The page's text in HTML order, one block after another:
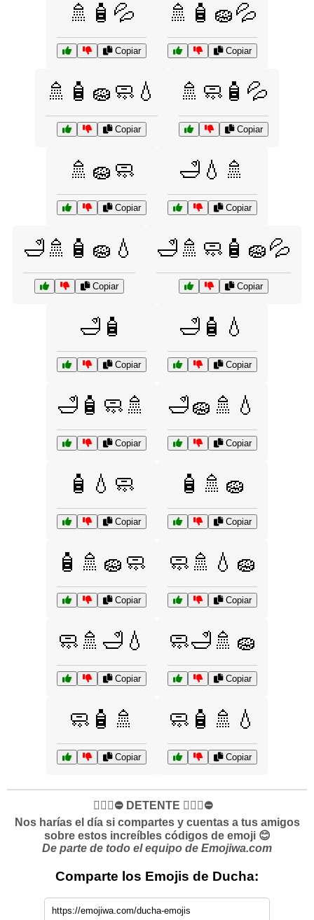
🚿🧴💦
Copiar
🚿🧴🧽💦
Copiar
🚿🧴🧽🧼💧
Copiar
🚿🧼🧴💦
Copiar
🚿🧽🧼
Copiar
🛁💧🚿
Copiar
🛁🚿🧴🧽💧
Copiar
🛁🚿🧼🧴🧽💦
Copiar
🛁🧴
Copiar
🛁🧴💧
Copiar
🛁🧴🧼🚿
Copiar
🛁🧽🚿💧
Copiar
🧴💧🧼
Copiar
🧴🚿🧽
Copiar
🧴🚿🧽🧼
Copiar
🧼🚿💧🧽
Copiar
🧼🚿🛁💧
Copiar
🧼🛁🚿🧽
Copiar
🧼🧴🚿
Copiar
🧼🧴🚿💧
Copiar
✋🏻🛑⛔️ DETENTE ✋🏻🛑⛔️
Nos harías el día si compartes y cuentas a tus amigos
sobre estos increíbles códigos de emoji 😊
De parte de todo el equipo de Emojiwa.com
Comparte los Emojis de Ducha: